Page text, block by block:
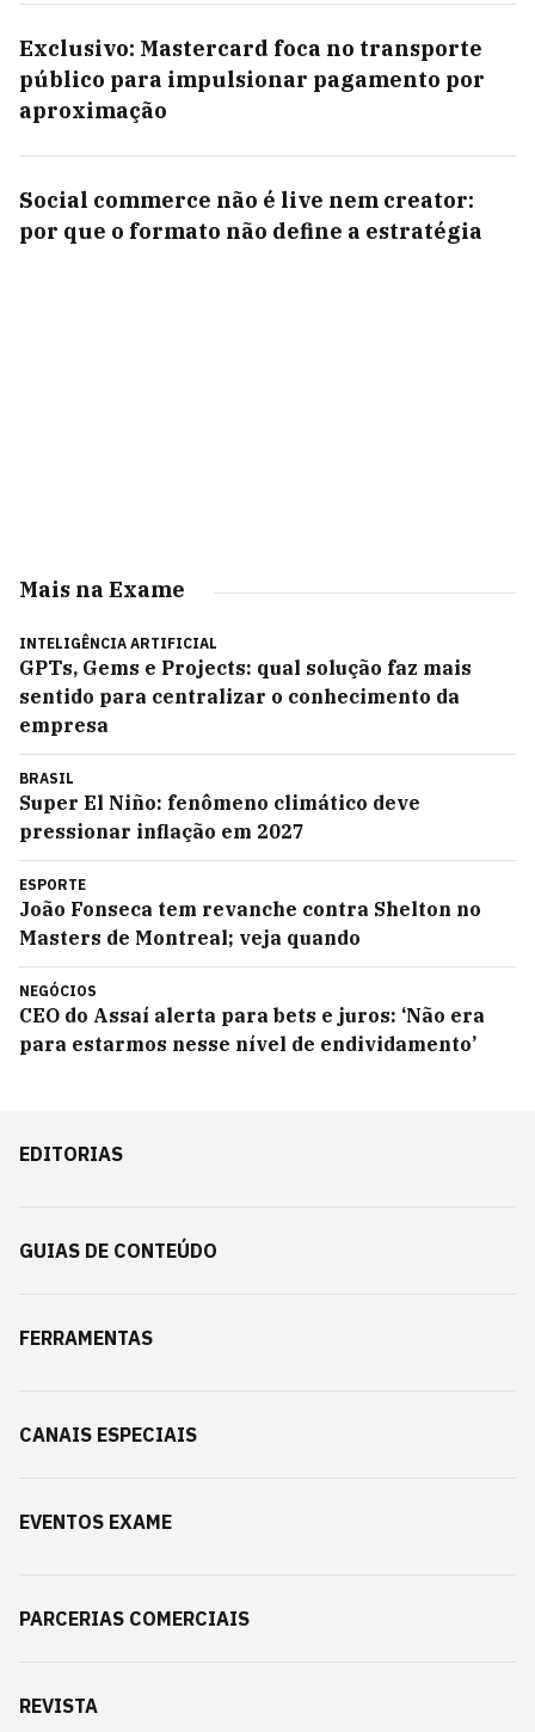
Exclusivo: Mastercard foca no transporte
público para impulsionar pagamento por
aproximação
Social commerce não é live nem creator:
por que o formato não define a estratégia
Mais na Exame
INTELIGÊNCIA ARTIFICIAL
GPTs, Gems e Projects: qual solução faz mais
sentido para centralizar o conhecimento da
empresa
BRASIL
Super El Niño: fenômeno climático deve
pressionar inflação em 2027
ESPORTE
João Fonseca tem revanche contra Shelton no
Masters de Montreal; veja quando
NEGÓCIOS
CEO do Assaí alerta para bets e juros: ‘Não era
para estarmos nesse nível de endividamento’
EDITORIAS
GUIAS DE CONTEÚDO
FERRAMENTAS
CANAIS ESPECIAIS
EVENTOS EXAME
PARCERIAS COMERCIAIS
REVISTA